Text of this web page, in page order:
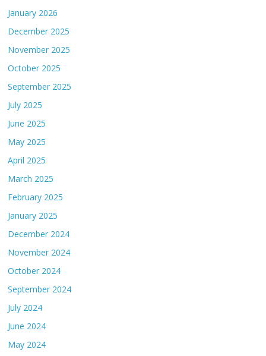
January 2026
December 2025
November 2025
October 2025
September 2025
July 2025
June 2025
May 2025
April 2025
March 2025
February 2025
January 2025
December 2024
November 2024
October 2024
September 2024
July 2024
June 2024
May 2024